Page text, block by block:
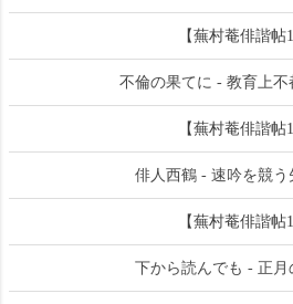
【蕪村菴俳諧帖
不倫の果てに - 教育上
【蕪村菴俳諧帖
俳人西鶴 - 速吟を競う
【蕪村菴俳諧帖
下から読んでも - 正月